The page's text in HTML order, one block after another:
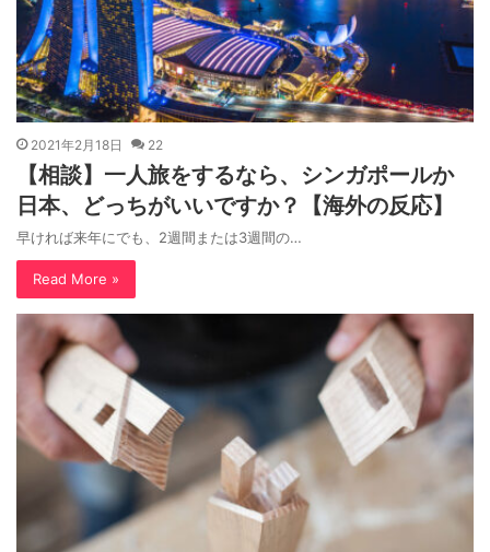
2021年2月18日 22
【相談】一人旅をするなら、シンガポールか
日本、どっちがいいですか？【海外の反応】
早ければ来年にでも、2週間または3週間の…
Read More »